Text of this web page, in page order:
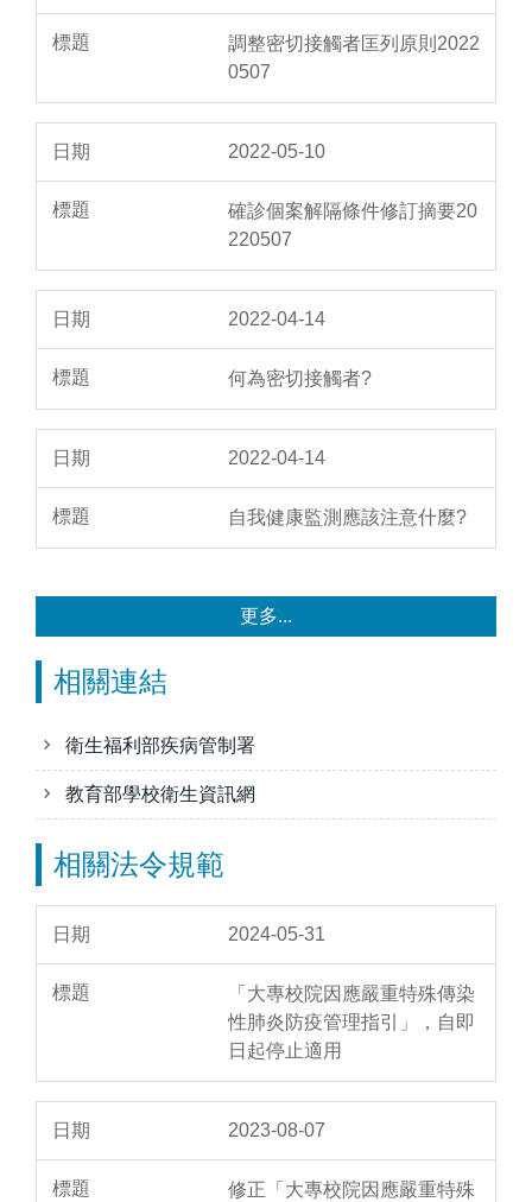
調整密切接觸者匡列原則2022
0507
2022-05-10
確診個案解隔條件修訂摘要20
220507
2022-04-14
何為密切接觸者?
2022-04-14
自我健康監測應該注意什麼?
更多...
相關連結
衛生福利部疾病管制署
教育部學校衛生資訊網
相關法令規範
2024-05-31
「大專校院因應嚴重特殊傳染
性肺炎防疫管理指引」，自即
日起停止適用
2023-08-07
修正「大專校院因應嚴重特殊